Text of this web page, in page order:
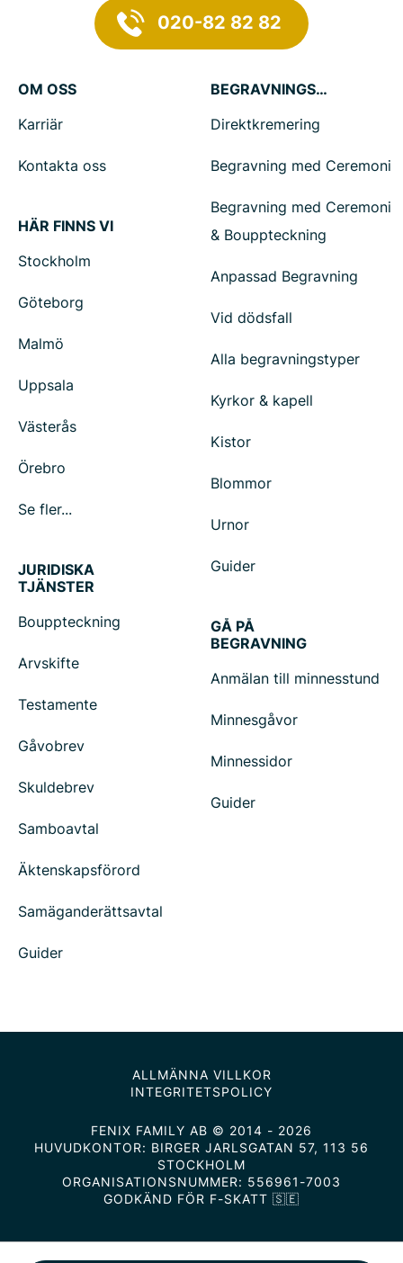
020-82 82 82
OM OSS
Karriär
Kontakta oss
HÄR FINNS VI
Stockholm
Göteborg
Malmö
Uppsala
Västerås
Örebro
Se fler...
BEGRAVNINGSTJÄNSTER
Direktkremering
Begravning med Ceremoni
Begravning med Ceremoni
& Bouppteckning
Anpassad Begravning
Vid dödsfall
Alla begravningstyper
Kyrkor & kapell
Kistor
Blommor
Urnor
Guider
JURIDISKA
TJÄNSTER
Bouppteckning
Arvskifte
Testamente
Gåvobrev
Skuldebrev
Samboavtal
Äktenskapsförord
Samäganderättsavtal
Guider
GÅ PÅ
BEGRAVNING
Anmälan till minnesstund
Minnesgåvor
Minnessidor
Guider
ALLMÄNNA VILLKOR
INTEGRITETSPOLICY
FENIX FAMILY AB © 2014 - 2026
HUVUDKONTOR: BIRGER JARLSGATAN 57, 113 56
STOCKHOLM
ORGANISATIONSNUMMER: 556961-7003
GODKÄND FÖR F-SKATT 🇸🇪